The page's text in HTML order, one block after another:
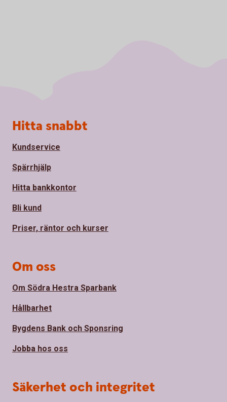
Sidfot
Hitta snabbt
Kundservice
Spärrhjälp
Hitta bankkontor
Bli kund
Priser, räntor och kurser
Om oss
Om Södra Hestra Sparbank
Hållbarhet
Bygdens Bank och Sponsring
Jobba hos oss
Säkerhet och integritet